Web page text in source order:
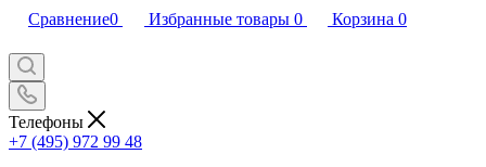
Сравнение0 Избранные товары 0 Корзина 0
Телефоны
+7 (495) 972 99 48